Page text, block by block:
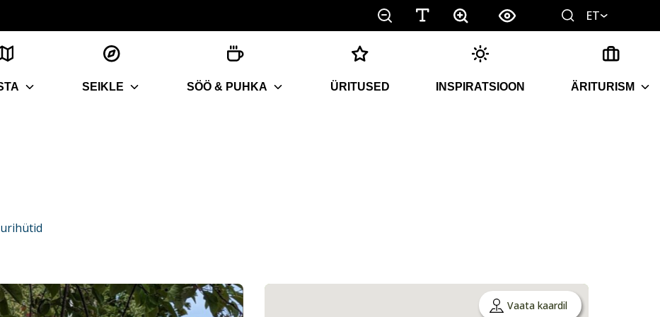
ET
SEIKLE SÖÖ & PUHKA ÜRITUSED INSPIRATSIOON ÄRITURISM
Vaata kaardil